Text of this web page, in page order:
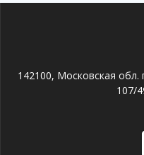
142100, Московская обл.
107/